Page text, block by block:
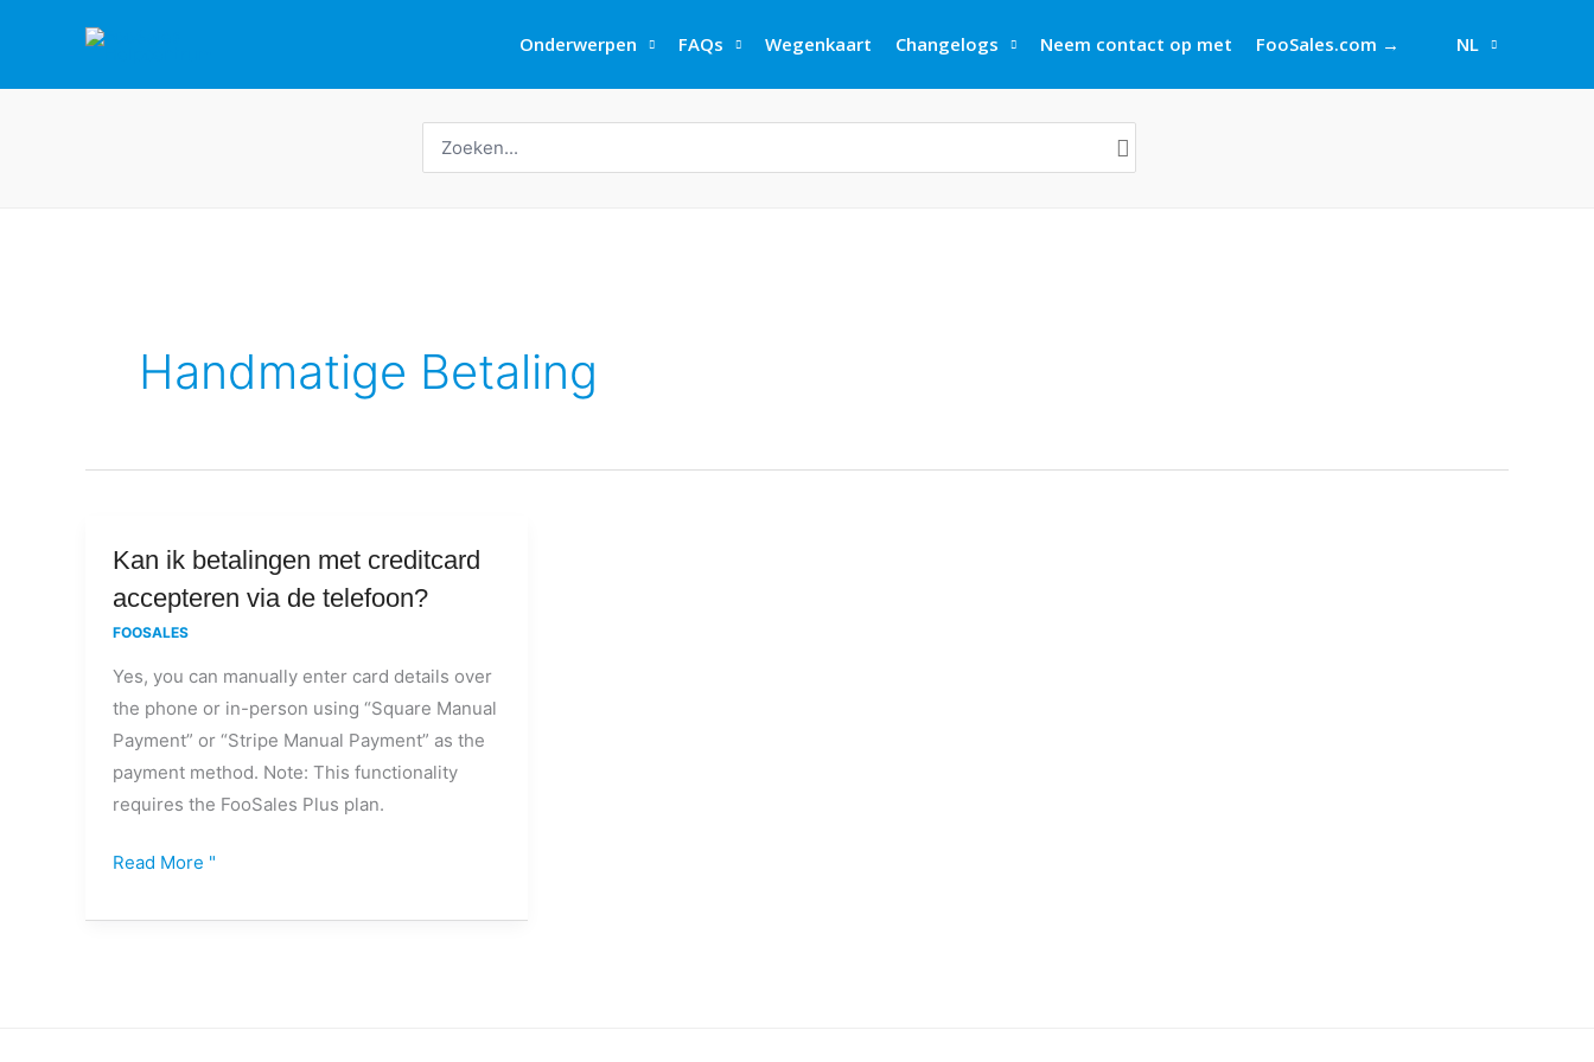
Onderwerpen FAQs Wegenkaart Changelogs Neem contact op met FooSales.com → NL
naar:
Handmatige Betaling
Kan ik betalingen met creditcard
accepteren via de telefoon?
FOOSALES
Yes, you can manually enter card details over
the phone or in-person using “Square Manual
Payment” or “Stripe Manual Payment” as the
payment method. Note: This functionality
requires the FooSales Plus plan.
Kan
ik
betalingen
creditcard
accepteren
via
de
telefoon?
Read More "